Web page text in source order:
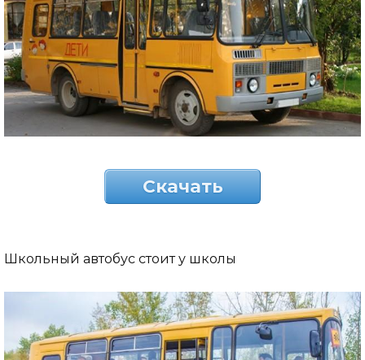
Скачать
Школьный автобус стоит у школы